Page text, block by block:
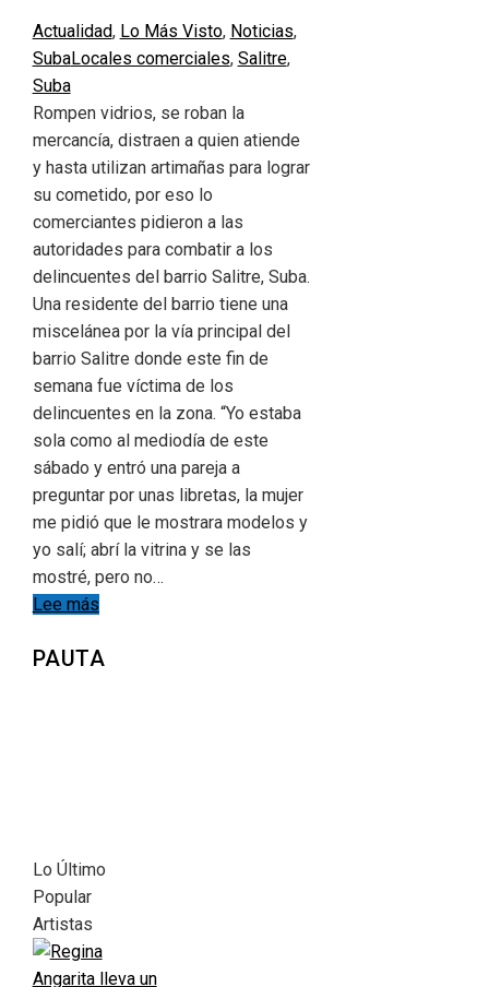
Actualidad, Lo Más Visto, Noticias,
SubaLocales comerciales, Salitre,
Suba
Rompen vidrios, se roban la
mercancía, distraen a quien atiende
y hasta utilizan artimañas para lograr
su cometido, por eso lo
comerciantes pidieron a las
autoridades para combatir a los
delincuentes del barrio Salitre, Suba.
Una residente del barrio tiene una
miscelánea por la vía principal del
barrio Salitre donde este fin de
semana fue víctima de los
delincuentes en la zona. “Yo estaba
sola como al mediodía de este
sábado y entró una pareja a
preguntar por unas libretas, la mujer
me pidió que le mostrara modelos y
yo salí; abrí la vitrina y se las
mostré, pero no…
Lee más
PAUTA
Lo Último
Popular
Artistas